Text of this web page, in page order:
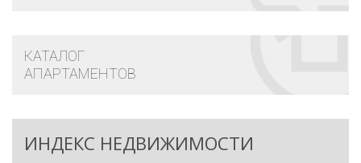
КАТАЛОГ
АПАРТАМЕНТОВ
ИНДЕКС НЕДВИЖИМОСТИ